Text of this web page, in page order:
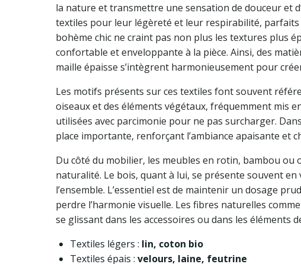
la nature et transmettre une sensation de douceur et
textiles pour leur légèreté et leur respirabilité,
bohème chic ne craint pas non plus les textures plus
confortable et enveloppante à la pièce. Ainsi, des
maille épaisse s’intègrent harmonieusement pour
Les motifs présents sur ces textiles font souvent
oiseaux et des éléments végétaux, fréquemment mis
utilisées avec parcimonie pour ne pas surcharger.
place importante, renforçant l’ambiance apaisante et
Du côté du mobilier, les meubles en rotin, bambou
naturalité. Le bois, quant à lui, se présente souvent
l’ensemble. L’essentiel est de maintenir un dosage
perdre l’harmonie visuelle. Les fibres naturelles
se glissant dans les accessoires ou dans les éléments
Textiles légers : lin, coton bio
Textiles épais : velours, laine, feutrine